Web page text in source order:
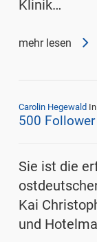
Klinik…
mehr lesen
Carolin Hegewald In
500
Sie ist die
Kai
und